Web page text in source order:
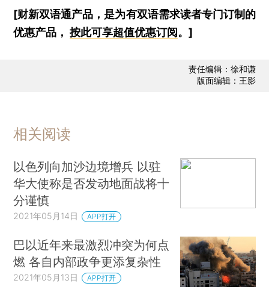
[财新双语通产品，是为有双语需求读者专门订制的
优惠产品，按此可享超值优惠订阅 。]
责任编辑：徐和谦
版面编辑：王影
相关阅读
以色列向加沙边境增兵 以驻
华大使称是否发动地面战将十
分谨慎
2021年05月14日 APP打开
巴以近年来最激烈冲突为何点
燃 各自内部政争更添复杂性
2021年05月13日 APP打开